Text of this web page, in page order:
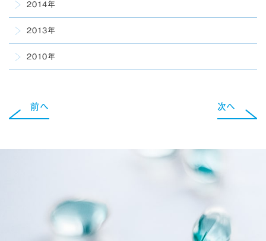
2014年
2013年
2010年
前へ 次へ